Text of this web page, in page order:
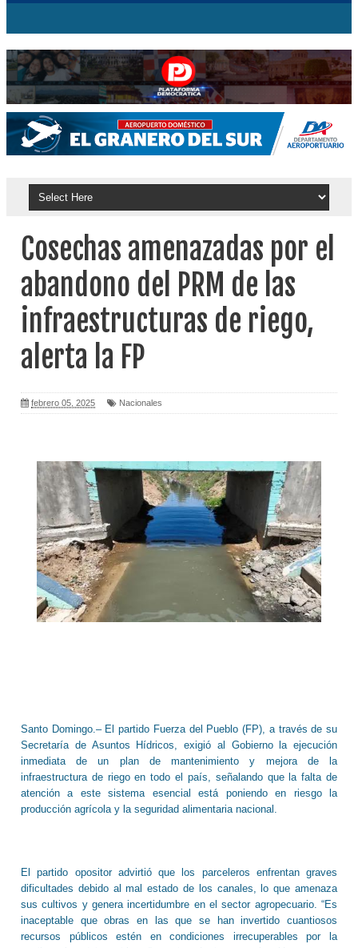
Cosechas amenazadas por el
abandono del PRM de las
infraestructuras de riego,
alerta la FP
febrero 05, 2025 Nacionales
Santo Domingo.– El partido Fuerza del Pueblo (FP), a través de su
Secretaría de Asuntos Hídricos, exigió al Gobierno la ejecución
inmediata de un plan de mantenimiento y mejora de la
infraestructura de riego en todo el país, señalando que la falta de
atención a este sistema esencial está poniendo en riesgo la
producción agrícola y la seguridad alimentaria nacional.
El partido opositor advirtió que los parceleros enfrentan graves
dificultades debido al mal estado de los canales, lo que amenaza
sus cultivos y genera incertidumbre en el sector agropecuario. “Es
inaceptable que obras en las que se han invertido cuantiosos
recursos públicos estén en condiciones irrecuperables por la